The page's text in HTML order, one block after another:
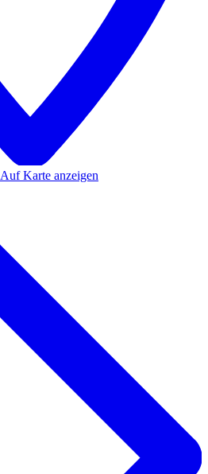
Auf Karte anzeigen